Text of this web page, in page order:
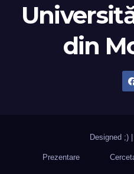
din
Designed ;)
Prezentare